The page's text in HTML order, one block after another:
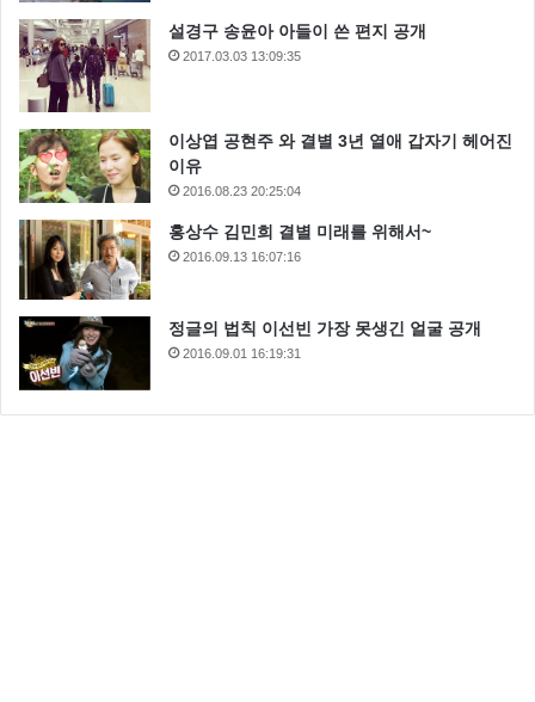
설경구 송윤아 아들이 쓴 편지 공개
2017.03.03 13:09:35
이상엽 공현주 와 결별 3년 열애 갑자기 헤어진
이유
2016.08.23 20:25:04
홍상수 김민희 결별 미래를 위해서~
2016.09.13 16:07:16
정글의 법칙 이선빈 가장 못생긴 얼굴 공개
2016.09.01 16:19:31